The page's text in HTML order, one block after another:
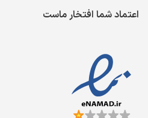
اعتماد شما افتخار ماست